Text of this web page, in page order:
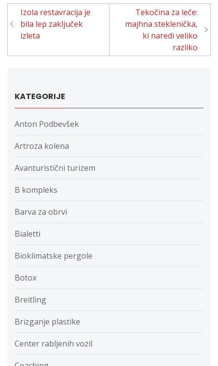
Navigacija
prispevka
Izola restavracija je
bila lep zaključek
izleta
Tekočina za leče:
majhna steklenička,
ki naredi veliko
razliko
KATEGORIJE
Anton Podbevšek
Artroza kolena
Avanturistični turizem
B kompleks
Barva za obrvi
Bialetti
Bioklimatske pergole
Botox
Breitling
Brizganje plastike
Center rabljenih vozil